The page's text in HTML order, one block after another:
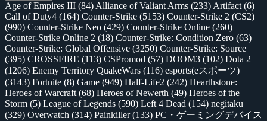
Age of Empires III (84) Alliance of Valiant Arms (233) Artifact (6)
Call of Duty4 (164) Counter-Strike (5153) Counter-Strike 2 (CS2)
(990) Counter-Strike Neo (429) Counter-Strike Online (260)
Counter-Strike Online 2 (18) Counter-Strike: Condition Zero (63)
Counter-Strike: Global Offensive (3250) Counter-Strike: Source
(395) CROSSFIRE (113) CSPromod (57) DOOM3 (102) Dota 2
(1206) Enemy Territory QuakeWars (116) esports(eスポーツ)
(3143) Fortnite (8) Game (949) Half-Life2 (242) Hearthstone:
Heroes of Warcraft (68) Heroes of Newerth (49) Heroes of the
Storm (5) League of Legends (590) Left 4 Dead (154) negitaku
(329) Overwatch (314) Painkiller(133) PC・ゲーミングデバイス